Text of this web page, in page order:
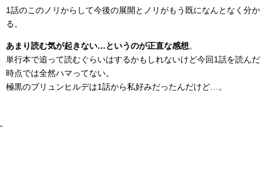
1話のこのノリからして今後の展開とノリがもう既になんとなく分か
る。
あまり読む気が起きない…というのが正直な感想。
単行本で追って読むぐらいはするかもしれないけど今回1話を読んだ
時点では全然ハマってない。
極黒のブリュンヒルデは1話から私好みだったんだけど…。